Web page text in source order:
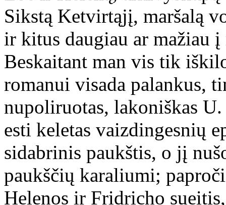
Sikstą Ketvirtąjį, maršalą
ir kitus daugiau ar mažiau
Beskaitant man vis tik
romanui visada palankus,
nupoliruotas, lakoniškas
esti keletas vaizdingesnių
sidabrinis paukštis, o jį
paukščių karaliumi;
Helenos ir Fridricho